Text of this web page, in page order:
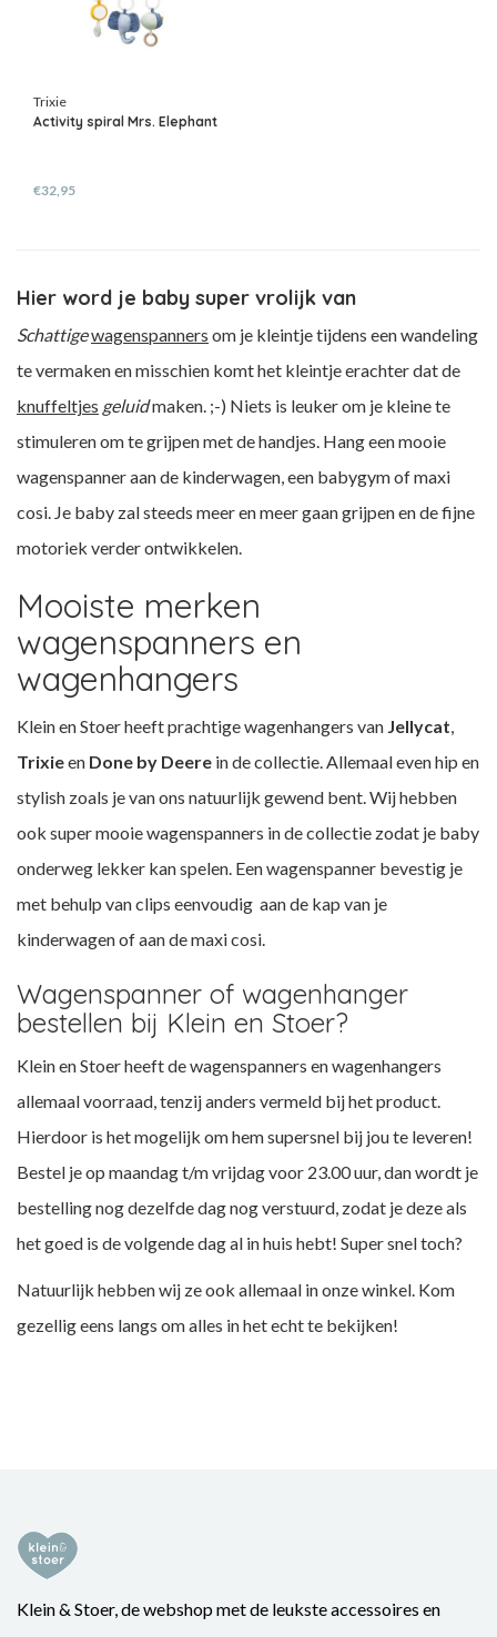
Trixie
Activity spiral Mrs. Elephant
€32,95
Hier word je baby super vrolijk van
Schattigewagenspanners om je kleintje tijdens een wandeling
te vermaken en misschien komt het kleintje erachter dat de
knuffeltjes geluidmaken. ;-) Niets is leuker om je kleine te
stimuleren om te grijpen met de handjes. Hang een mooie
wagenspanner aan de kinderwagen, een babygym of maxi
cosi. Je baby zal steeds meer en meer gaan grijpen en de fijne
motoriek verder ontwikkelen.
Mooiste merken
wagenspanners en
wagenhangers
Klein en Stoer heeft prachtige wagenhangers van Jellycat,
Trixieen Done by Deere in de collectie. Allemaal even hip en
stylish zoals je van ons natuurlijk gewend bent.Wij hebben
ook super mooie wagenspanners in de collectie zodat je baby
onderweg lekker kan spelen. Een wagenspanner bevestig je
met behulp van clips eenvoudig aan de kap van je
kinderwagen of aan de maxi cosi.
Wagenspanner of wagenhanger
bestellen bij Klein en Stoer?
Klein en Stoer heeft de wagenspanners en wagenhangers
allemaal voorraad, tenzij anders vermeld bij het product.
Hierdoor is het mogelijk om hem supersnel bij jou te leveren!
Bestel je op maandag t/m vrijdag voor 23.00 uur, dan wordt je
bestelling nog dezelfde dag nog verstuurd, zodat je deze als
het goed is de volgende dag al in huis hebt! Super snel toch?
Natuurlijk hebben wij ze ook allemaal in onze winkel. Kom
gezellig eens langs om alles in het echt te bekijken!
Klein & Stoer, de webshop met de leukste accessoires en